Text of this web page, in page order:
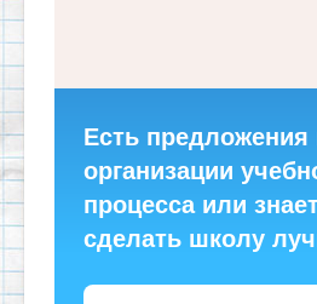
Есть предложения
организации
процесса или
сделать школу